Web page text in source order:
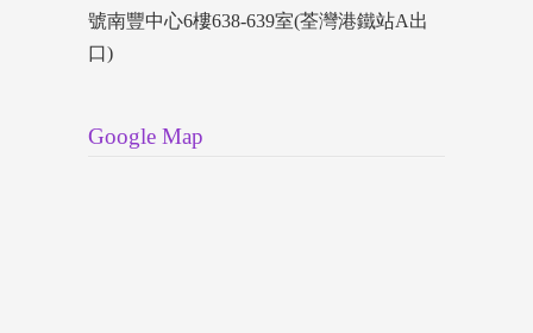
號南豐中心6樓638-639室(荃灣港鐵站A出
口)
Google Map